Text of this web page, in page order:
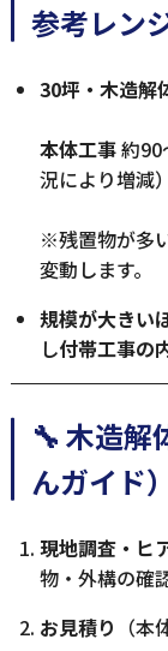
参考レン
30坪・木造解
本体工事約90
況により増減）
※残置物が多
変動します。
規模が大きい
し付帯工事の
🔧 木造解
んガイド）
現地調査・ヒ
物・外構の確認
お見積り （